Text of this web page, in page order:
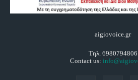
aigiovoice.gr
Τηλ. 6980794806
Contact us: